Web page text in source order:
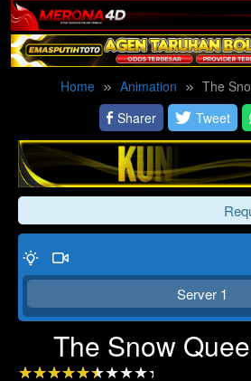
Home Animation
The
Sharer
Tweet
Server 1
The Snow